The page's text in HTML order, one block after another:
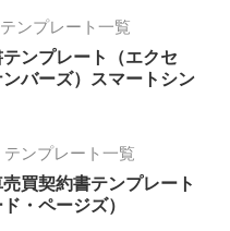
ンプレート一覧
ンプレート（エクセ
ンバーズ）スマートシン
テンプレート一覧
売買契約書テンプレート
ド・ページズ）